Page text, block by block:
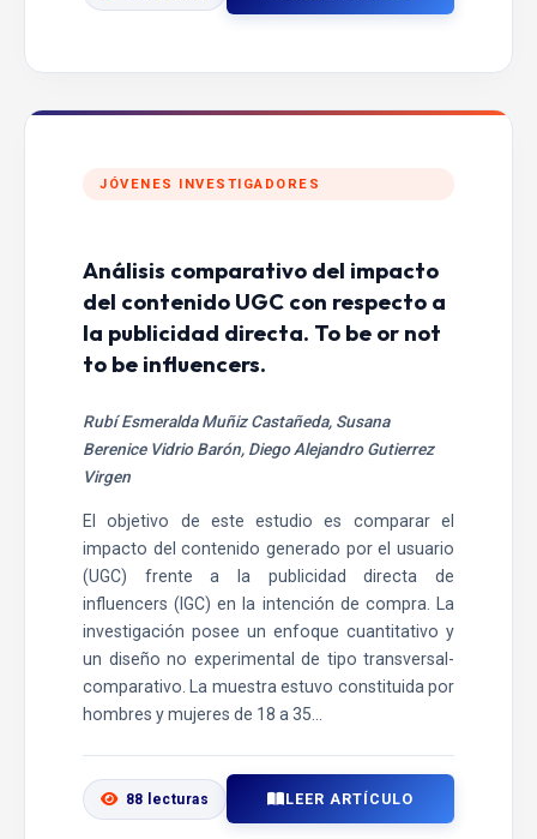
JÓVENES INVESTIGADORES
Análisis comparativo del impacto
del contenido UGC con respecto a
la publicidad directa. To be or not
to be influencers.
Rubí Esmeralda Muñiz Castañeda, Susana
Berenice Vidrio Barón, Diego Alejandro Gutierrez
Virgen
El objetivo de este estudio es comparar el
impacto del contenido generado por el usuario
(UGC) frente a la publicidad directa de
influencers (IGC) en la intención de compra. La
investigación posee un enfoque cuantitativo y
un diseño no experimental de tipo transversal-
comparativo. La muestra estuvo constituida por
hombres y mujeres de 18 a 35...
88 lecturas LEER ARTÍCULO